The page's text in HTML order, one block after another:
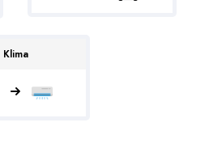
Klima